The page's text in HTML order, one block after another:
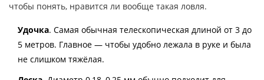
чтобы понять, нравится ли вообще такая ловля.
Удочка. Самая обычная телескопическая длиной от 3 до
5 метров. Главное — чтобы удобно лежала в руке и была
не слишком тяжёлая.